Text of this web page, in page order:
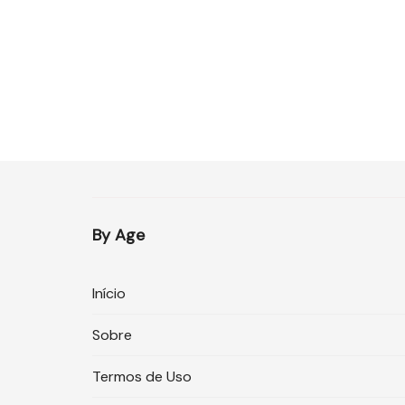
By Age
Início
Sobre
Termos de Uso